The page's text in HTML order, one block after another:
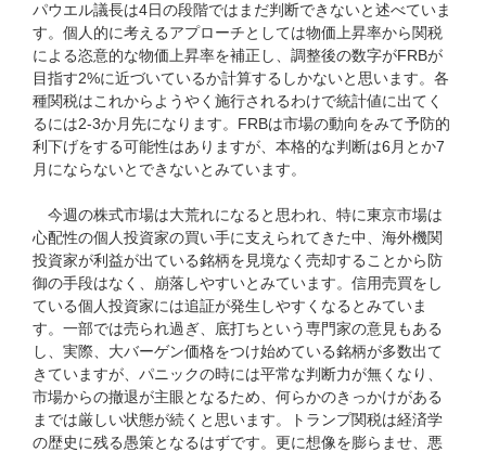
パウエル議長は4日の段階ではまだ判断できないと述べていま
す。個人的に考えるアプローチとしては物価上昇率から関税
による恣意的な物価上昇率を補正し、調整後の数字がFRBが
目指す2%に近づいているか計算するしかないと思います。各
種関税はこれからようやく施行されるわけで統計値に出てく
るには2-3か月先になります。FRBは市場の動向をみて予防的
利下げをする可能性はありますが、本格的な判断は6月とか7
月にならないとできないとみています。
今週の株式市場は大荒れになると思われ、特に東京市場は
心配性の個人投資家の買い手に支えられてきた中、海外機関
投資家が利益が出ている銘柄を見境なく売却することから防
御の手段はなく、崩落しやすいとみています。信用売買をし
ている個人投資家には追証が発生しやすくなるとみていま
す。一部では売られ過ぎ、底打ちという専門家の意見もある
し、実際、大バーゲン価格をつけ始めている銘柄が多数出て
きていますが、パニックの時には平常な判断力が無くなり、
市場からの撤退が主眼となるため、何らかのきっかけがある
までは厳しい状態が続くと思います。トランプ関税は経済学
の歴史に残る愚策となるはずです。更に想像を膨らませ、悪